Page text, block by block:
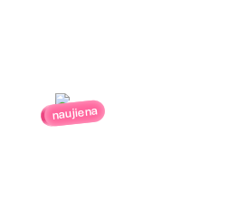
naujiena